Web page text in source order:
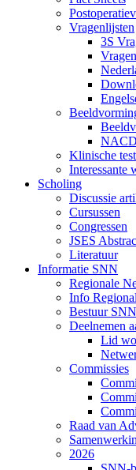
Vragenlijsten
3S
Klinische
Interessante
Scholing
Discussie
Cursussen
Congressen
JSES
Literatuur
Informatie SNN
Regionale
Info
Bestuur SNN
Deelnemen
Lid
Commissies
Raad van
2026